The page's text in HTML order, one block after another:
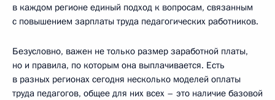
в каждом регионе единый подход к вопросам, связанным
с повышением зарплаты труда педагогических работников.
Безусловно, важен не только размер заработной платы,
но и правила, по которым она выплачивается. Есть
в разных регионах сегодня несколько моделей оплаты
труда педагогов, общее для них всех – это наличие базовой